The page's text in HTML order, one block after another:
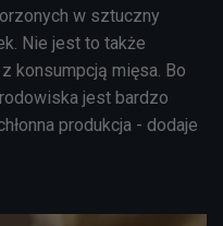
w sztuczny
Nie jest to także
konsumpcją mięsa. Bo
jest bardzo
produkcja - dodaje